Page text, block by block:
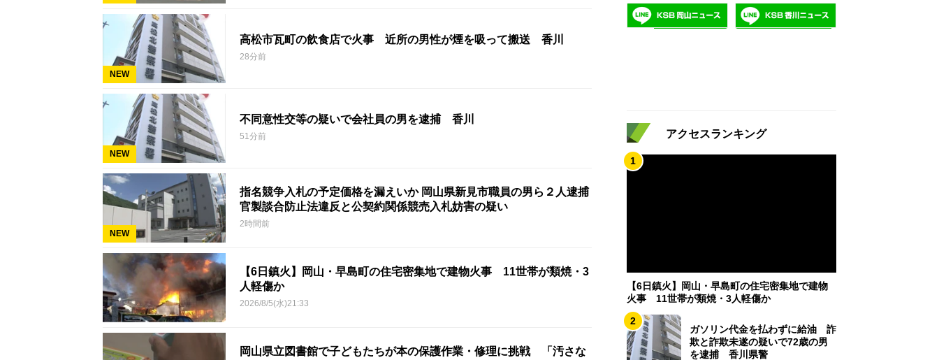
NEW
高松市瓦町の飲食店で火事 近所の男性が煙を吸って搬送 香川
28分前
NEW
不同意性交等の疑いで会社員の男を逮捕 香川
51分前
NEW
指名競争入札の予定価格を漏えいか 岡山県新見市職員の男ら２人逮捕
官製談合防止法違反と公契約関係競売入札妨害の疑い
2時間前
【6日鎮火】岡山・早島町の住宅密集地で建物火事 11世帯が類焼・3
人軽傷か
2026/8/5(水)21:33
岡山県立図書館で子どもたちが本の保護作業・修理に挑戦 「汚さな
アクセスランキング
1
【6日鎮火】岡山・早島町の住宅密集地で建物
火事 11世帯が類焼・3人軽傷か
2
ガソリン代金を払わずに給油 詐
欺と詐欺未遂の疑いで72歳の男
を逮捕 香川県警